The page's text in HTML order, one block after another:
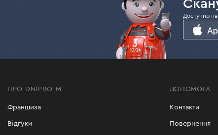
Доступно
ПРО DNIPRO-M
Франшиза
Відгуки
ДОПОМОГА
Контакти
Повернення